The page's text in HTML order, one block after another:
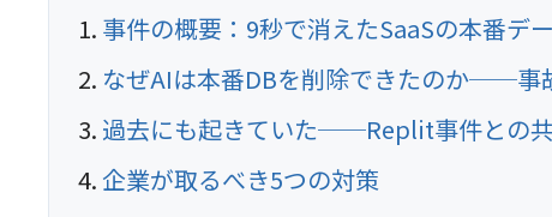
事件の概要：9秒で消えたSaaSの本番デ
なぜAIは本番DBを削除できたのか──事
過去にも起きていた──Replit事件との
企業が取るべき5つの対策